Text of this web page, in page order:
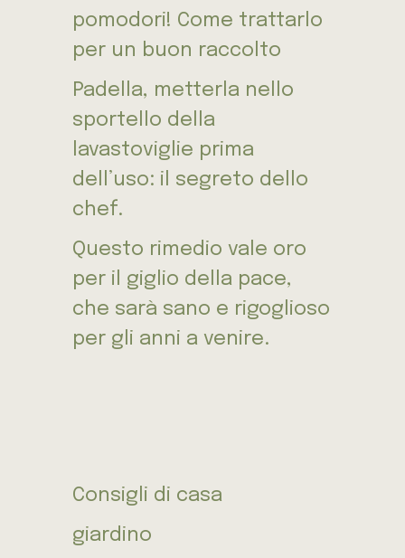
pomodori! Come trattarlo
per un buon raccolto
Padella, metterla nello
sportello della
lavastoviglie prima
dell’uso: il segreto dello
chef.
Questo rimedio vale oro
per il giglio della pace,
che sarà sano e rigoglioso
per gli anni a venire.
Consigli di casa
giardino